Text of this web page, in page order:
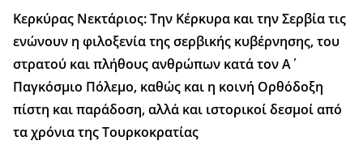
Κερκύρας Νεκτάριος: Την Κέρκυρα και την Σερβία τις
ενώνουν η φιλοξενία της σερβικής κυβέρνησης, του
στρατού και πλήθους ανθρώπων κατά τον Α΄
Παγκόσμιο Πόλεμο, καθώς και η κοινή Ορθόδοξη
πίστη και παράδοση, αλλά και ιστορικοί δεσμοί από
τα χρόνια της Τουρκοκρατίας